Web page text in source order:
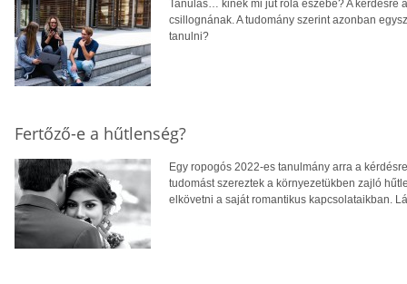
Tanulás… kinek mi jut róla eszébe? A kérdésre
csillognának. A tudomány szerint azonban
tanulni?
Fertőző-e a hűtlenség?
Egy ropogós 2022-es tanulmány arra a
tudomást szereztek a környezetükben zajló
elkövetni a saját romantikus kapcsolataikban.